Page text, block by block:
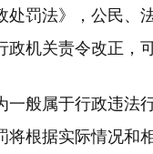
处罚法》，公民
机关责令改正，
一般属于行政违法
将根据实际情况和